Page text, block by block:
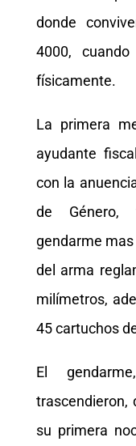
donde
4000,
físicamente.
La primera
ayudante
con la
de
gendarme
del arma
milímetros,
45 cartuchos
El
trascendieron,
su primera